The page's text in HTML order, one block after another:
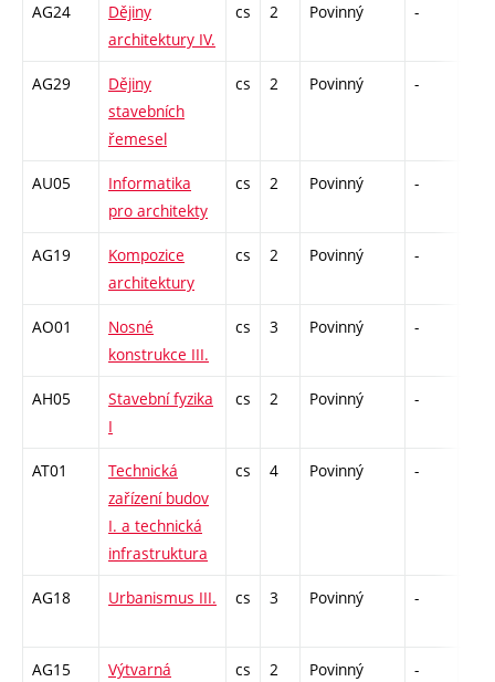
AG24
Dějiny
architektury IV.
cs 2 Povinný -
AG29
Dějiny
stavebních
řemesel
cs 2 Povinný -
AU05
Informatika
pro architekty
cs 2 Povinný -
AG19
Kompozice
architektury
cs 2 Povinný -
AO01
Nosné
konstrukce III.
cs 3 Povinný -
AH05
Stavební fyzika
I
cs 2 Povinný -
AT01
Technická
zařízení budov
I. a technická
infrastruktura
cs 4 Povinný -
AG18 Urbanismus III. cs 3 Povinný -
AG15
Výtvarná
cs 2 Povinný -